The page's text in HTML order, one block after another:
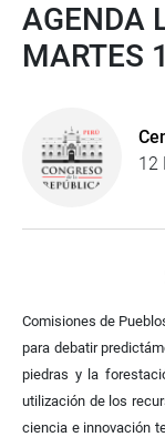
AGENDA
MARTES
12
Comisiones de
para debatir
piedras y la
utilización de los
ciencia e innovación